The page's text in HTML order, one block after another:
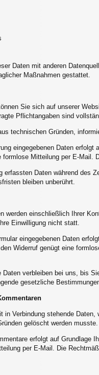
Daten mit anderen
Maßnahmen gestattet.
Sie sich auf unserer
Pflichtangaben sind
technischen Gründen,
eingegebenen Daten
Mitteilung per E-Mail.
erfassten Daten während des
bleiben unberührt.
werden einschließlich Ihrer
Einwilligung nicht statt.
eingegebenen Daten
Widerruf genügt eine
verbleiben bei uns, bis
gesetzliche
in Verbindung stehende
gelöscht werden musste.
erfolgt auf
per E-Mail. Die